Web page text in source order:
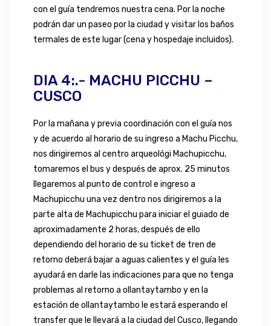
con el guía tendremos nuestra cena. Por la noche
podrán dar un paseo por la ciudad y visitar los baños
termales de este lugar (cena y hospedaje incluidos).
DIA 4:.- MACHU PICCHU –
CUSCO
Por la mañana y previa coordinación con el guía nos
y de acuerdo al horario de su ingreso a Machu Picchu,
nos dirigiremos al centro arqueológi Machupicchu,
tomaremos el bus y después de aprox. 25 minutos
llegaremos al punto de control e ingreso a
Machupicchu una vez dentro nos dirigiremos a la
parte alta de Machupicchu para iniciar el guiado de
aproximadamente 2 horas, después de ello
dependiendo del horario de su ticket de tren de
retorno deberá bajar a aguas calientes y el guía les
ayudará en darle las indicaciones para que no tenga
problemas al retorno a ollantaytambo y en la
estación de ollantaytambo le estará esperando el
transfer que le llevará a la ciudad del Cusco, llegando